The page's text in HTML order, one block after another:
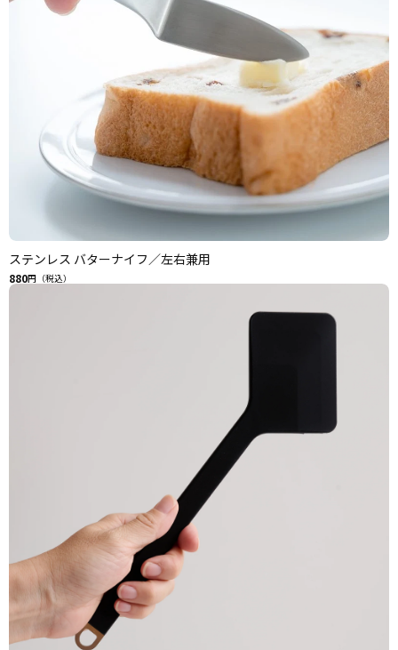
ステンレス バターナイフ／左右兼用
880円（税込）